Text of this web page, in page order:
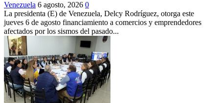
Venezuela 6 agosto, 2026 0
La presidenta (E) de Venezuela, Delcy Rodríguez, otorga este
jueves 6 de agosto financiamiento a comercios y emprendedores
afectados por los sismos del pasado...